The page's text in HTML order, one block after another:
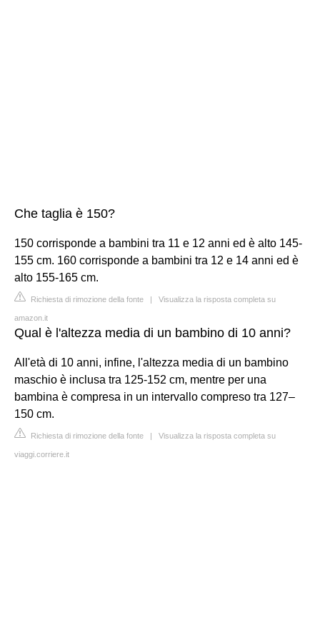
Che taglia è 150?
150 corrisponde a bambini tra 11 e 12 anni ed è alto 145-
155 cm. 160 corrisponde a bambini tra 12 e 14 anni ed è
alto 155-165 cm.
Richiesta di rimozione della fonte | Visualizza la risposta completa su
amazon.it
Qual è l'altezza media di un bambino di 10 anni?
All'età di 10 anni, infine, l'altezza media di un bambino
maschio è inclusa tra 125-152 cm, mentre per una
bambina è compresa in un intervallo compreso tra 127–
150 cm.
Richiesta di rimozione della fonte | Visualizza la risposta completa su
viaggi.corriere.it